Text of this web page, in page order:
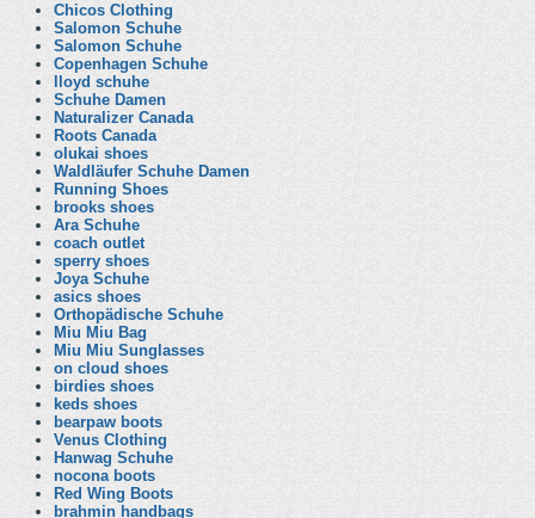
Chicos Clothing
Salomon Schuhe
Salomon Schuhe
Copenhagen Schuhe
lloyd schuhe
Schuhe Damen
Naturalizer Canada
Roots Canada
olukai shoes
Waldläufer Schuhe Damen
Running Shoes
brooks shoes
Ara Schuhe
coach outlet
sperry shoes
Joya Schuhe
asics shoes
Orthopädische Schuhe
Miu Miu Bag
Miu Miu Sunglasses
on cloud shoes
birdies shoes
keds shoes
bearpaw boots
Venus Clothing
Hanwag Schuhe
nocona boots
Red Wing Boots
brahmin handbags